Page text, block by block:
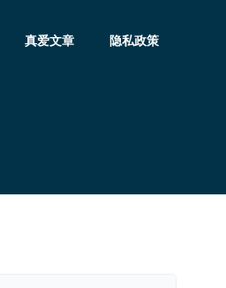
真爱文章 隐私政策